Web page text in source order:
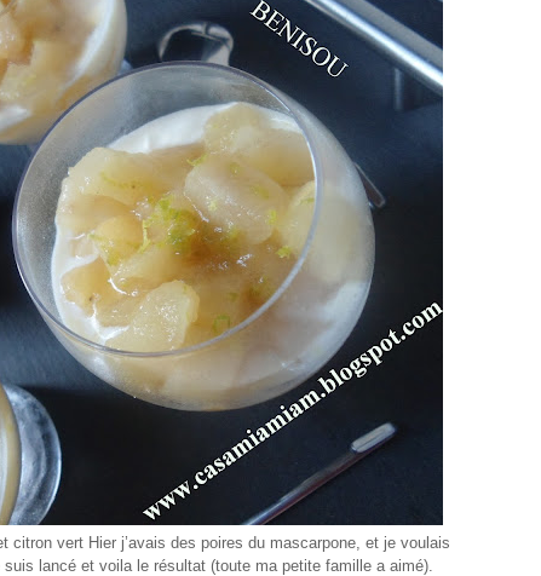
citron vert Hier j’avais des poires du mascarpone, et je voulais
lancé et voila le résultat (toute ma petite famille a aimé).